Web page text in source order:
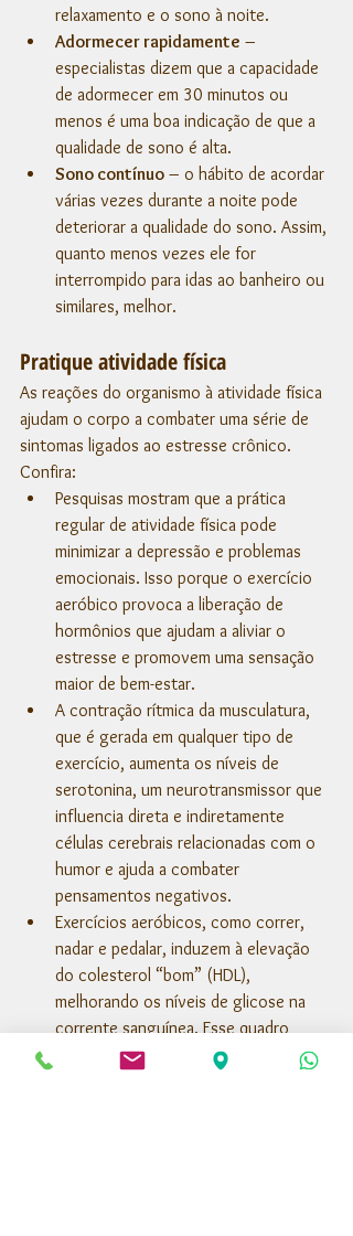
relaxamento e o sono à noite.
Adormecer rapidamente –
especialistas dizem que a capacidade
de adormecer em 30 minutos ou
menos é uma boa indicação de que a
qualidade de sono é alta.
Sono contínuo – o hábito de acordar
várias vezes durante a noite pode
deteriorar a qualidade do sono. Assim,
quanto menos vezes ele for
interrompido para idas ao banheiro ou
similares, melhor.
Pratique atividade física
As reações do organismo à atividade física
ajudam o corpo a combater uma série de
sintomas ligados ao estresse crônico.
Confira:
Pesquisas mostram que a prática
regular de atividade física pode
minimizar a depressão e problemas
emocionais. Isso porque o exercício
aeróbico provoca a liberação de
hormônios que ajudam a aliviar o
estresse e promovem uma sensação
maior de bem-estar.
A contração rítmica da musculatura,
que é gerada em qualquer tipo de
exercício, aumenta os níveis de
serotonina, um neurotransmissor que
influencia direta e indiretamente
células cerebrais relacionadas com o
humor e ajuda a combater
pensamentos negativos.
Exercícios aeróbicos, como correr,
nadar e pedalar, induzem à elevação
do colesterol “bom” (HDL),
melhorando os níveis de glicose na
corrente sanguínea. Esse quadro
facilita o controle da hipertensão